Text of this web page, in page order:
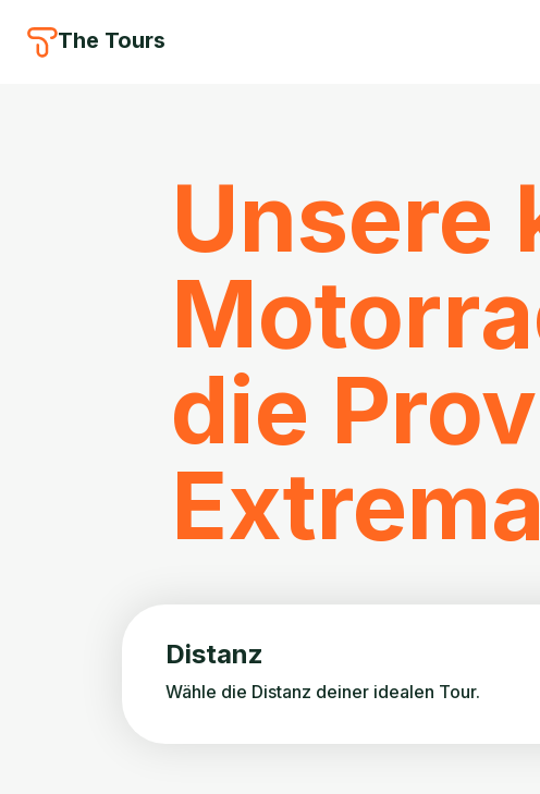
The Tours
Unsere
die
Distanz
Wähle die Distanz deiner idealen Tour.